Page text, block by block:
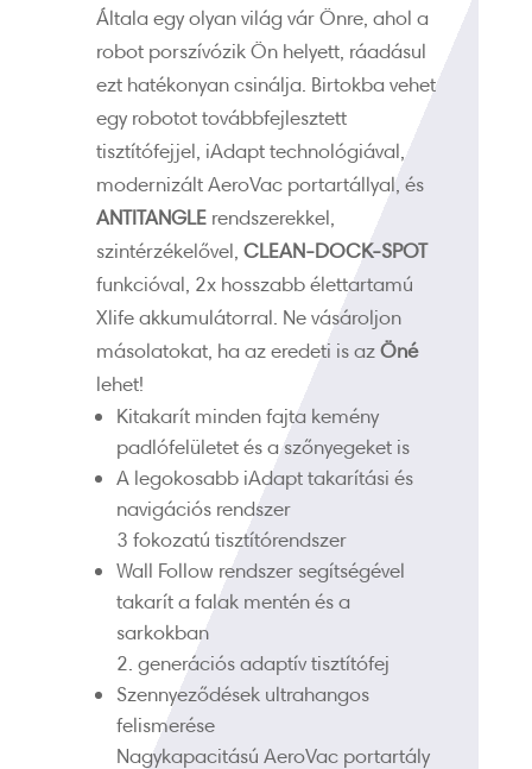
Általa egy olyan világ vár Önre, ahol a
robot porszívózik Ön helyett, ráadásul
ezt hatékonyan csinálja. Birtokba vehet
egy robotot továbbfejlesztett
tisztítófejjel, iAdapt technológiával,
modernizált AeroVac portartállyal, és
ANTITANGLErendszerekkel,
szintérzékelővel, CLEAN-DOCK-SPOT
funkcióval, 2x hosszabb élettartamú
Xlife akkumulátorral. Ne vásároljon
másolatokat, ha az eredeti is azÖné
lehet!
Kitakarít minden fajta kemény
padlófelületet és a szőnyegeket is
A legokosabb iAdapt takarítási és
navigációs rendszer
3 fokozatú tisztítórendszer
Wall Follow rendszer segítségével
takarít a falak mentén és a
sarkokban
2. generációs adaptív tisztítófej
Szennyeződések ultrahangos
felismerése
Nagykapacitású AeroVac portartály